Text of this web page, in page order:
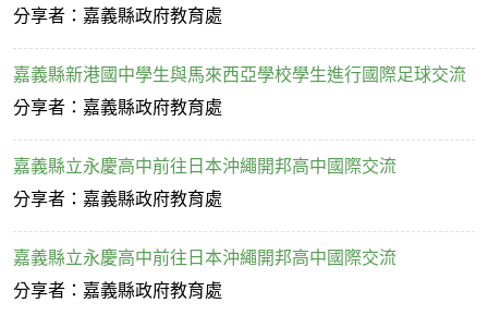
分享者：嘉義縣政府教育處
嘉義縣新港國中學生與馬來西亞學校學生進行國際足球交流
分享者：嘉義縣政府教育處
嘉義縣立永慶高中前往日本沖繩開邦高中國際交流
分享者：嘉義縣政府教育處
嘉義縣立永慶高中前往日本沖繩開邦高中國際交流
分享者：嘉義縣政府教育處